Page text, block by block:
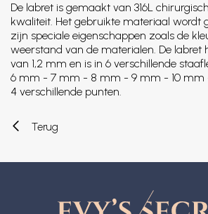
De labret is gemaakt van 316L
kwaliteit. Het gebruikte materiaal wordt
zijn speciale eigenschappen zoals de
weerstand van de materialen. De labret
van 1,2 mm en is in 6 verschillende
6 mm - 7 mm - 8 mm - 9 mm - 10 mm
4 verschillende punten.
Terug